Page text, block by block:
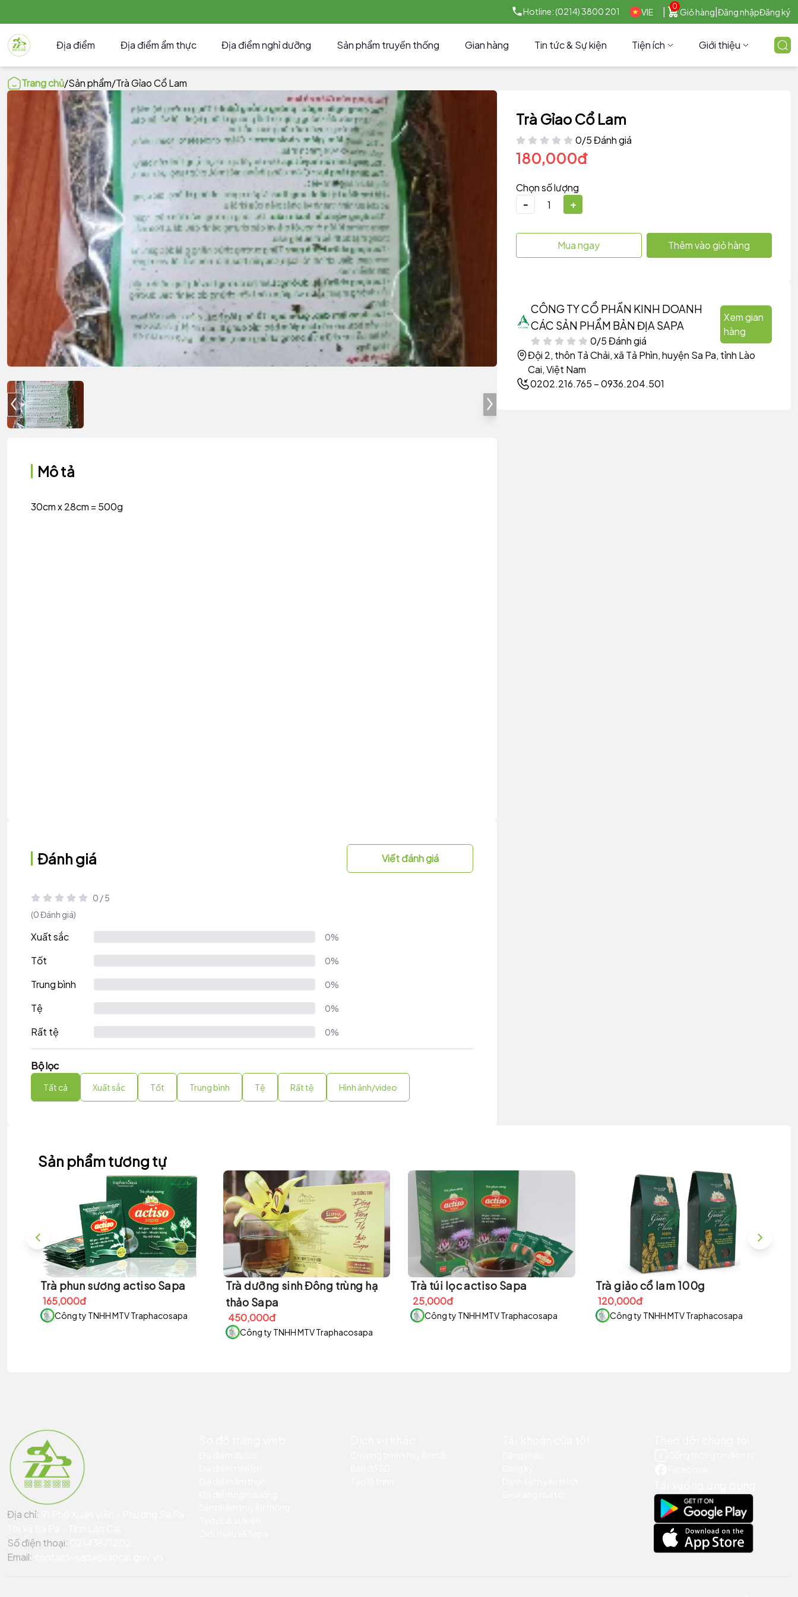
Hotline: (0214) 3800 201 VIE
0
Giỏ hàng Đăng nhậpĐăng ký
Địa điểm Địa điểm ẩm thực Địa điểm nghỉ dưỡng Sản phẩm truyền thống Gian hàng Tin tức & Sự kiện Tiện ích Giới thiệu
Trang chủ/Sản phẩm/Trà Gỉao Cổ Lam
Mô tả
30cm x 28cm = 500g
Đánh giá Viết đánh giá
0 / 5
(0 Đánh giá)
Xuất sắc 0%
Tốt 0%
Trung bình 0%
Tệ 0%
Rất tệ 0%
Bộ lọc
Tất cả Xuất sắc Tốt Trung bình Tệ Rất tệ Hình ảnh/video
Trà Gỉao Cổ Lam
0/5 Đánh giá
180,000đ
Chọn số lượng
-
+
Mua ngay Thêm vào giỏ hàng
CÔNG TY CỔ PHẦN KINH DOANH
CÁC SẢN PHẨM BẢN ĐỊA SAPA
0/5 Đánh giá
Xem gian
hàng
Đội 2, thôn Tả Chải, xã Tả Phìn, huyện Sa Pa, tỉnh Lào
Cai, Việt Nam
0202.216.765 – 0936.204.501
Sản phẩm tương tự
Trà phun sương actiso Sapa
165,000đ
Công ty TNHH MTV Traphacosapa
Trà dưỡng sinh Đông trùng hạ
thảo Sapa
450,000đ
Công ty TNHH MTV Traphacosapa
Trà túi lọc actiso Sapa
25,000đ
Công ty TNHH MTV Traphacosapa
Trà giảo cổ lam 100g
120,000đ
Công ty TNHH MTV Traphacosapa
Địa chỉ:
Số điện thoại:
Email: